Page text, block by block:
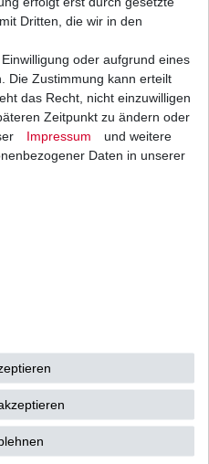
ergeben, dass
durch
Ladezustände
werden.
bildet sich in den
Substanz,
hat zur Folge,
stark abnimmt und
möglich ist,
wiederherzustellen
werden.
Dritten, die wir in den
oder aufgrund eines
Die Zustimmung kann erteilt
das Recht, nicht einzuwilligen
Zeitpunkt zu ändern oder
Impressum
und weitere
Daten in unserer